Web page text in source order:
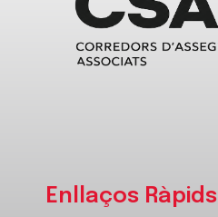
Enllaços Ràpids